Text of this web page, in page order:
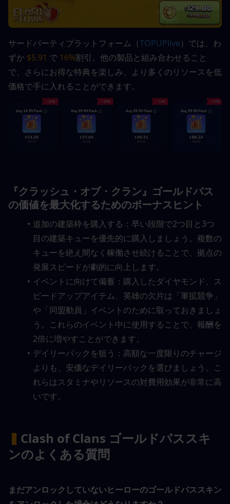
サードパーティプラットフォーム（TOPUPlive）では、わ
ずか $5.91 で 16%割引。他の製品と組み合わせること
で、さらにお得な特典を楽しみ、より多くのリソースを低
価格で手に入れることができます。
『クラッシュ・オブ・クラン』ゴールドパス
の価値を最大化するためのボーナスヒント
追加の建築枠を購入する：早い段階で2つ目と3つ
目の建築キューを優先的に購入しましょう。複数の
キューを絶え間なく稼働させ続けることで、拠点の
発展スピードが劇的に向上します。
イベントに向けて備蓄：購入したダイヤモンド、ス
ピードアップアイテム、英雄の欠片は「軍拡競争」
や「同盟動員」イベントのために取っておきましょ
う。これらのイベント中に使用することで、報酬を
2倍に増やすことができます。
デイリーパックを狙う：高額な一度限りのチャージ
よりも、安価なデイリーパックを選びましょう。こ
れらはスタミナやリソースの対費用効果が非常に高
いです。
▍ Clash of Clans ゴールドパススキ
ンのよくある質問
まだアンロックしていないヒーローのゴールドパススキン